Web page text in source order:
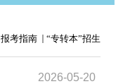
报考指南 “专转本”招生
2026-05-20